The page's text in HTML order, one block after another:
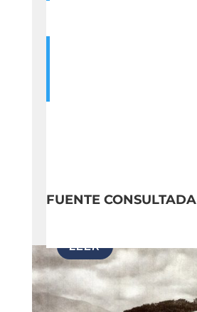
FUENTE CONSULTADA